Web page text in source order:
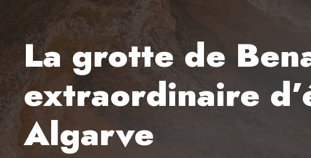
La grotte de
extraordinaire
Algarve